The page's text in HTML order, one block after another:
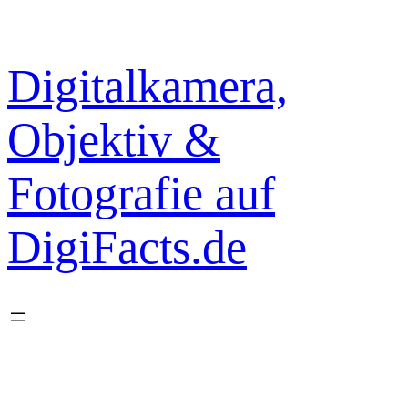
springen
Digitalkamera,
Objektiv &
Fotografie auf
DigiFacts.de